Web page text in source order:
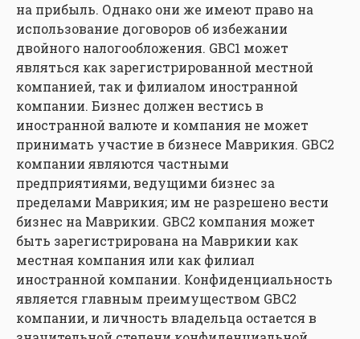
на прибыль. Однако они же имеют право на
использование договоров об избежании
двойного налогообложения. GBC1 может
являться как зарегистрированной местной
компанией, так и филиалом иностранной
компании. Бизнес должен вестись в
иностранной валюте и компания не может
принимать участие в бизнесе Маврикия. GBC2
компании являются частными
предприятиями, ведущими бизнес за
пределами Маврикия; им не разрешено вести
бизнес на Маврикии. GBC2 компания может
быть зарегистрирована на Маврикии как
местная компания или как филиал
иностранной компании. Конфиденциальность
является главным преимуществом GBC2
компании, и личность владельца остается в